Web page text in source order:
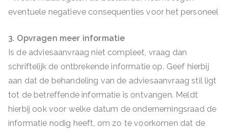
eventuele negatieve consequenties voor het personeel
3. Opvragen meer informatie
Is de adviesaanvraag niet compleet, vraag dan
schriftelijk de ontbrekende informatie op. Geef hierbij
aan dat de behandeling van de adviesaanvraag stil ligt
tot de betreffende informatie is ontvangen. Meldt
hierbij ook voor welke datum de ondernemingsraad de
informatie nodig heeft, om zo te voorkomen dat de